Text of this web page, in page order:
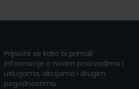
Prijavite se kako bi primali
informacije o novim proizvodima i
uslugama, akcijama i drugim
pogodnostima